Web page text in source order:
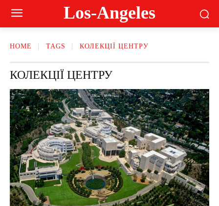
Los-Angeles
HOME TAGS КОЛЕКЦІЇ ЦЕНТРУ
КОЛЕКЦІЇ ЦЕНТРУ